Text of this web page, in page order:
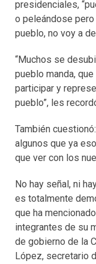
presidenciales,
o peleándose
pueblo, no voy a
“Muchos se
pueblo manda,
participar y
pueblo”, les
También
algunos que ya
que ver con los
No hay señal, ni
es totalmente
que ha
integrantes de su
de gobierno de la
López, secretario